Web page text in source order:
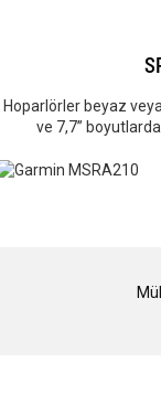
Hoparlörler beyaz veya
ve 7,7”